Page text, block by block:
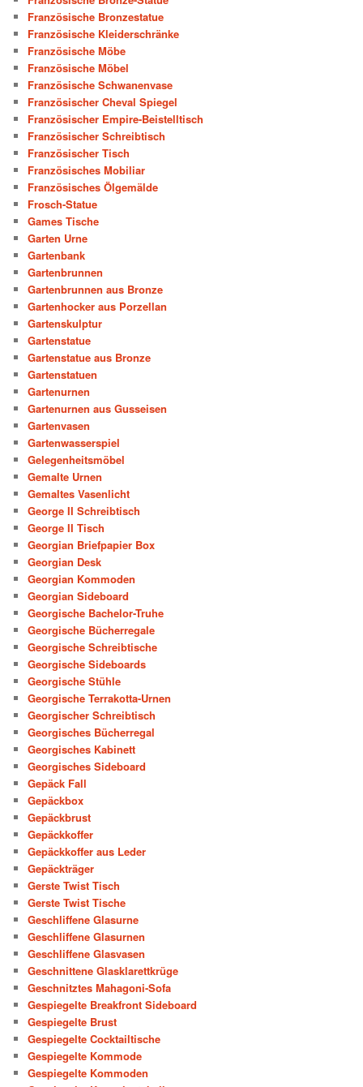
Französische Bronzestatue
Französische Kleiderschränke
Französische Möbe
Französische Möbel
Französische Schwanenvase
Französischer Cheval Spiegel
Französischer Empire-Beistelltisch
Französischer Schreibtisch
Französischer Tisch
Französisches Mobiliar
Französisches Ölgemälde
Frosch-Statue
Games Tische
Garten Urne
Gartenbank
Gartenbrunnen
Gartenbrunnen aus Bronze
Gartenhocker aus Porzellan
Gartenskulptur
Gartenstatue
Gartenstatue aus Bronze
Gartenstatuen
Gartenurnen
Gartenurnen aus Gusseisen
Gartenvasen
Gartenwasserspiel
Gelegenheitsmöbel
Gemalte Urnen
Gemaltes Vasenlicht
George II Schreibtisch
George II Tisch
Georgian Briefpapier Box
Georgian Desk
Georgian Kommoden
Georgian Sideboard
Georgische Bachelor-Truhe
Georgische Bücherregale
Georgische Schreibtische
Georgische Sideboards
Georgische Stühle
Georgische Terrakotta-Urnen
Georgischer Schreibtisch
Georgisches Bücherregal
Georgisches Kabinett
Georgisches Sideboard
Gepäck Fall
Gepäckbox
Gepäckbrust
Gepäckkoffer
Gepäckkoffer aus Leder
Gepäckträger
Gerste Twist Tisch
Gerste Twist Tische
Geschliffene Glasurne
Geschliffene Glasurnen
Geschliffene Glasvasen
Geschnittene Glasklarettkrüge
Geschnitztes Mahagoni-Sofa
Gespiegelte Breakfront Sideboard
Gespiegelte Brust
Gespiegelte Cocktailtische
Gespiegelte Kommode
Gespiegelte Kommoden